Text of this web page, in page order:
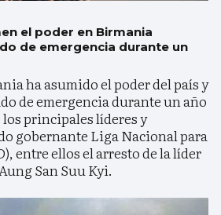
el poder en Birmania
de emergencia durante un
ha asumido el poder del país y
de emergencia durante un año
principales líderes y
gobernante Liga Nacional para
entre ellos el arresto de la líder
San Suu Kyi.